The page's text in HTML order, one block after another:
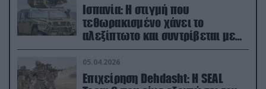
Ισπανία: Η στιγμή που
τεθωρακισμένο χάνει το
αλεξίπτωτο και συντρίβεται με
ορμή στο έδαφος (βίντεο)
05.04.2026
Επιχείρηση Dehdasht: Η SEAL